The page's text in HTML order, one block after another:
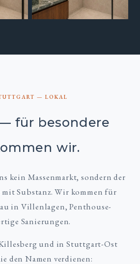
— LOKAL
für besondere
wir.
kein Massenmarkt, sondern der
Substanz. Wir kommen für
in Villenlagen, Penthouse-
Sanierungen.
und in Stuttgart-Ost
den Namen verdienen: